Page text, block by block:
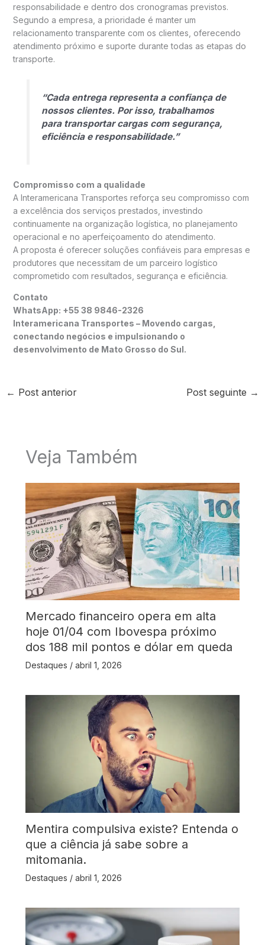
responsabilidade e dentro dos cronogramas previstos.
Segundo a empresa, a prioridade é manter um
relacionamento transparente com os clientes, oferecendo
atendimento próximo e suporte durante todas as etapas do
transporte.
“Cada entrega representa a confiança de
nossos clientes. Por isso, trabalhamos
para transportar cargas com segurança,
eficiência e responsabilidade.”
Compromisso com a qualidade
A Interamericana Transportes reforça seu compromisso com
a excelência dos serviços prestados, investindo
continuamente na organização logística, no planejamento
operacional e no aperfeiçoamento do atendimento.
A proposta é oferecer soluções confiáveis para empresas e
produtores que necessitam de um parceiro logístico
comprometido com resultados, segurança e eficiência.
Contato
WhatsApp: +55 38 9846-2326
Interamericana Transportes – Movendo cargas,
conectando negócios e impulsionando o
desenvolvimento de Mato Grosso do Sul.
← Post anterior Post seguinte →
Veja Também
Mercado financeiro opera em alta
hoje 01/04 com Ibovespa próximo
dos 188 mil pontos e dólar em queda
Destaques / abril 1, 2026
Mentira compulsiva existe? Entenda o
que a ciência já sabe sobre a
mitomania.
Destaques / abril 1, 2026